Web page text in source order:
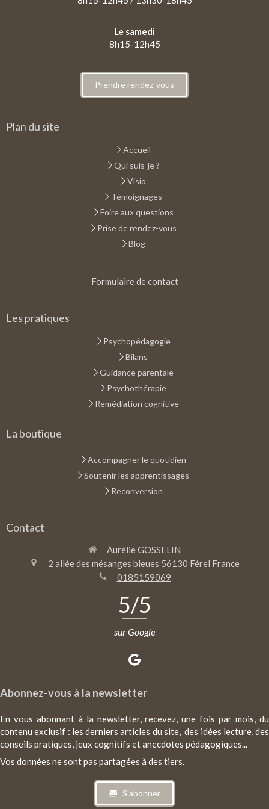
Le samedi
8h15-12h45
Prendre rendez-vous
Plan du site
Accueil
Qui suis-je ?
Visio
Témoignages
Foire aux questions
Prise de rendez-vous
Blog
Formulaire de contact
Les pratiques
Psychopédagogie
Bilans
Guidance parentale
Psychothérapie
Remédiation cognitive
La boutique
Accompagner le quotidien
Soutenir les apprentissages
Reconversion
Contact
Aurélie GOSSELIN
2 allée des mésanges bleues 56130 Férel France
0185159069
5/5
sur Google
Abonnez-vous à la newsletter
En vous abonnant à la newsletter, recevez, une fois par mois, du
contenu exclusif : les derniers articles du site, des idées lecture, des
conseils pratiques, jeux cognitifs et anecdotes pédagogiques...
Vos données ne sont pas partagées à des tiers.
S'abonner